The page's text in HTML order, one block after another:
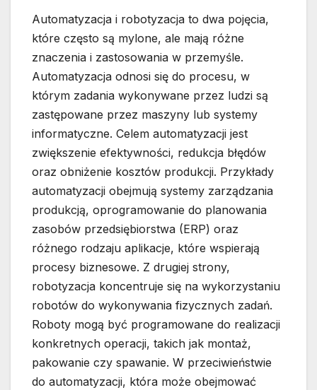
Automatyzacja i robotyzacja to dwa pojęcia,
które często są mylone, ale mają różne
znaczenia i zastosowania w przemyśle.
Automatyzacja odnosi się do procesu, w
którym zadania wykonywane przez ludzi są
zastępowane przez maszyny lub systemy
informatyczne. Celem automatyzacji jest
zwiększenie efektywności, redukcja błędów
oraz obniżenie kosztów produkcji. Przykłady
automatyzacji obejmują systemy zarządzania
produkcją, oprogramowanie do planowania
zasobów przedsiębiorstwa (ERP) oraz
różnego rodzaju aplikacje, które wspierają
procesy biznesowe. Z drugiej strony,
robotyzacja koncentruje się na wykorzystaniu
robotów do wykonywania fizycznych zadań.
Roboty mogą być programowane do realizacji
konkretnych operacji, takich jak montaż,
pakowanie czy spawanie. W przeciwieństwie
do automatyzacji, która może obejmować